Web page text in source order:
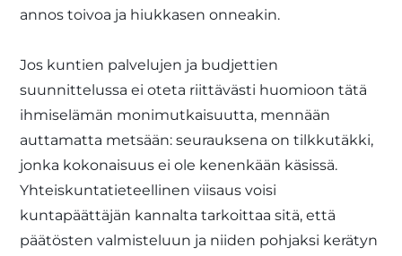
annos toivoa ja hiukkasen onneakin.
Jos kuntien palvelujen ja budjettien
suunnittelussa ei oteta riittävästi huomioon tätä
ihmiselämän monimutkaisuutta, mennään
auttamatta metsään: seurauksena on tilkkutäkki,
jonka kokonaisuus ei ole kenenkään käsissä.
Yhteiskuntatieteellinen viisaus voisi
kuntapäättäjän kannalta tarkoittaa sitä, että
päätösten valmisteluun ja niiden pohjaksi kerätyn